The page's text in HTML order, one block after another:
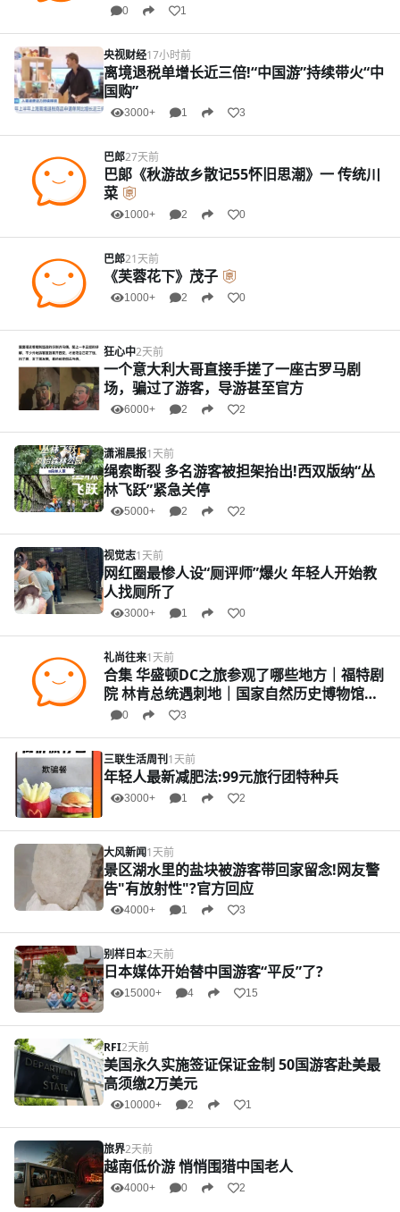
0 1
央视财经17小时前
离境退税单增长近三倍!“中国游”持续带火“中
国购”
3000+ 1 3
巴郎27天前
巴郞《秋游故乡散记55怀旧思潮》一 传统川
菜
1000+ 2 0
巴郎21天前
《芙蓉花下》茂子
1000+ 2 0
狂心中2天前
一个意大利大哥直接手搓了一座古罗马剧
场，骗过了游客，导游甚至官方
6000+ 2 2
潇湘晨报1天前
绳索断裂 多名游客被担架抬出!西双版纳“丛
林飞跃”紧急关停
5000+ 2 2
视觉志1天前
网红圈最惨人设“厕评师”爆火 年轻人开始教
人找厕所了
3000+ 1 0
礼尚往来1天前
合集 华盛顿DC之旅参观了哪些地方｜福特剧
院 林肯总统遇刺地｜国家自然历史博物馆｜
国家美术馆｜国家档案馆｜国家肖像馆｜国
园
0 3
三联生活周刊1天前
年轻人最新减肥法:99元旅行团特种兵
3000+ 1 2
大风新闻1天前
景区湖水里的盐块被游客带回家留念!网友警
告"有放射性"?官方回应
4000+ 1 3
别样日本2天前
日本媒体开始替中国游客“平反”了?
15000+ 4 15
RFI2天前
美国永久实施签证保证金制 50国游客赴美最
高须缴2万美元
10000+ 2 1
旅界2天前
越南低价游 悄悄围猎中国老人
4000+ 0 2